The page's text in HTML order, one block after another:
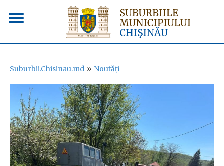
Suburbii.Chisinau.md » Noutăți